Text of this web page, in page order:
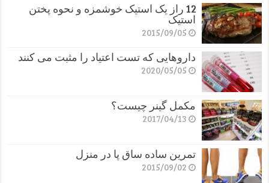
12 راز یک استیک خوشمزه و نحوه پختن
استیک
2015/09/05
داروهایی که تست اعتیاد را مثبت می کنند
2020/05/05
مکمل گینر چیست؟
2017/04/13
تمرین ساده ساق پا در منزل
2015/09/02